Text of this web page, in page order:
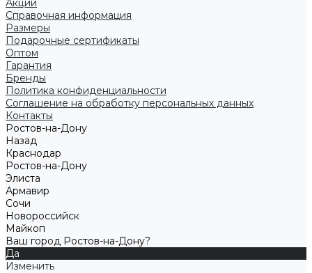
Акции
Справочная информация
Размеры
Подарочные сертификаты
Оптом
Гарантия
Бренды
Политика конфиденциальности
Соглашение на обработку персональных данных
Контакты
Ростов-на-Дону
Назад
Краснодар
Ростов-на-Дону
Элиста
Армавир
Сочи
Новороссийск
Майкоп
Ваш город Ростов-на-Дону?
Да
Изменить